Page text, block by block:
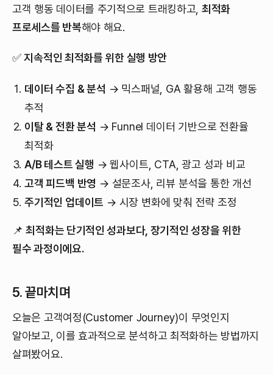
고객 행동 데이터를 주기적으로 트래킹하고, 최적화
프로세스를 반복해야 해요.
✅지속적인 최적화를 위한 실행 방안
데이터 수집 & 분석 → 믹스패널, GA 활용해 고객 행동
추적
이탈 & 전환 분석 → Funnel 데이터 기반으로 전환율
최적화
A/B 테스트 실행 → 웹사이트, CTA, 광고 성과 비교
고객 피드백 반영 → 설문조사, 리뷰 분석을 통한 개선
주기적인 업데이트 → 시장 변화에 맞춰 전략 조정
📌최적화는 단기적인 성과보다, 장기적인 성장을 위한
필수 과정이에요.
5. 끝마치며
오늘은 고객여정(Customer Journey)이 무엇인지
알아보고, 이를 효과적으로 분석하고 최적화하는 방법까지
살펴봤어요.